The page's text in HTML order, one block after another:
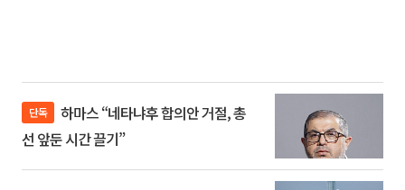
단독
선 앞둔 시간 끌기”